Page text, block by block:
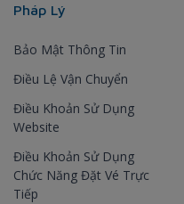
Pháp Lý
Bảo Mật Thông Tin
Điều Lệ Vận Chuyển
Điều Khoản Sử Dụng
Website
Điều Khoản Sử Dụng
Chức Năng Đặt Vé Trực
Tiếp